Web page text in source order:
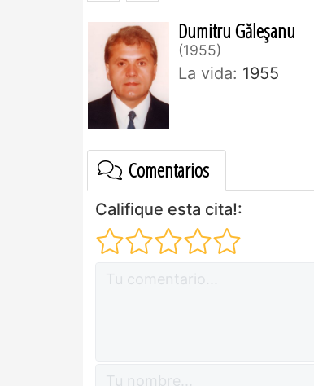
Dumitru Găleşanu
1955
La vida: 1955
Comentarios
Califique esta cita!: